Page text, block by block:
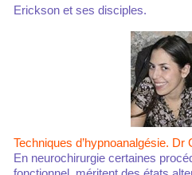
Erickson et ses disciples.
Techniques d’hypnoanalgésie.
En neurochirurgie certaines